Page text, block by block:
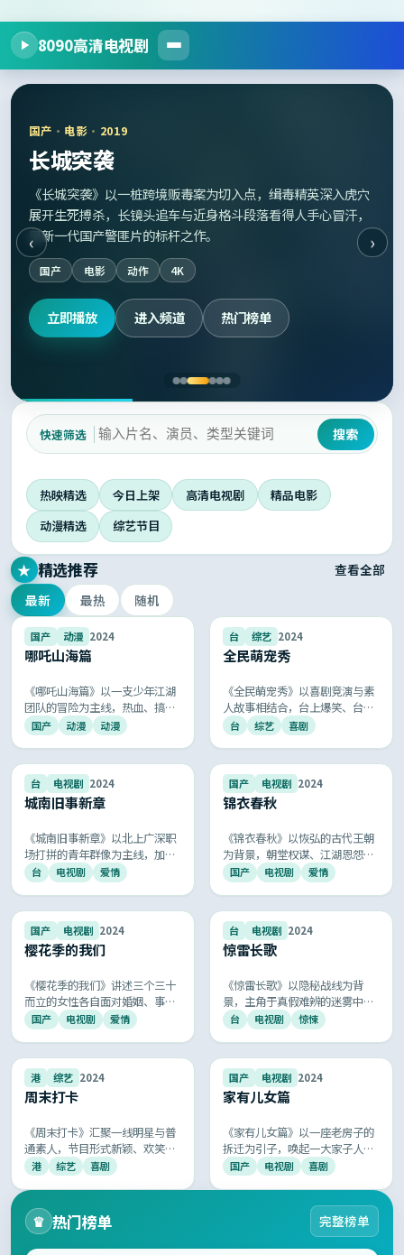
8090高清电视剧
国产 · 电影· 2019
长城突袭
《长城突袭》以一桩跨境贩毒案为切入点，缉毒精英深入虎穴
展开生死搏杀，长镜头追车与近身格斗段落看得人手心冒汗，
是新一代国产警匪片的标杆之作。
国产 电影 动作 4K
立即播放 进入频道 热门榜单
‹ ›
快速筛选 搜索
热映精选 今日上架 高清电视剧
精品电影
动漫精选
综艺节目
★ 精选推荐
查看全部
最新
最热 随机
国产 动漫 2024
哪吒山海篇
《哪吒山海篇》以一支少年江湖
团队的冒险为主线，热血、搞
笑、感动一应俱全，国风音乐与
京剧元素的运用让人耳目一新。
国产 动漫 动漫
台 综艺 2024
全民萌宠秀
《全民萌宠秀》以喜剧竞演与素
人故事相结合，台上爆笑、台下
走心，被全网称为「年度最治愈
的国产综艺」。
台 综艺 喜剧
台 电视剧 2024
城南旧事新章
《城南旧事新章》以北上广深职
场打拼的青年群像为主线，加
班、租房、相亲、和解，每一处
细节都像在拍你我的日常，被网
台 电视剧 爱情
国产 电视剧 2024
锦衣春秋
《锦衣春秋》以恢弘的古代王朝
为背景，朝堂权谋、江湖恩怨与
儿女情长交织展开，服化道精
良、故事跌宕起伏，再现古典中
国产 电视剧 爱情
国产 电视剧 2024
樱花季的我们
《樱花季的我们》讲述三个三十
而立的女性各自面对婚姻、事业
与原生家庭的抉择，台词扎心金
句不断，情绪与思考并存，国产
国产 电视剧 爱情
台 电视剧 2024
惊雷长歌
《惊雷长歌》以隐秘战线为背
景，主角于真假难辨的迷雾中执
行任务，每一次接头都暗藏杀
机，剧情环环相扣，悬念层层递
与荣光。
台 电视剧 惊悚
港 综艺 2024
周末打卡
《周末打卡》汇聚一线明星与普
通素人，节目形式新颖、欢笑与
感动并存，每期主题贴近生活，
是周末家庭休闲的优质综艺选
择。
港 综艺 喜剧
国产 电视剧 2024
家有儿女篇
《家有儿女篇》以一座老房子的
拆迁为引子，唤起一大家子人对
童年、亲情与遗憾的回忆，群像
戏份扎实，每个角色都像是身边
国产 电视剧 喜剧
♛ 热门榜单 完整榜单